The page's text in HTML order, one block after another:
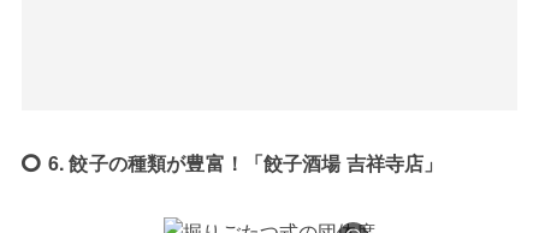
6. 餃子の種類が豊富！「餃子酒場 吉祥寺店」